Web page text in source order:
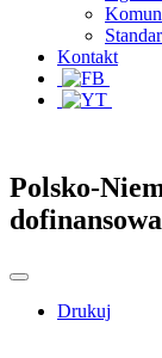
Kontakt
Polsko-
Drukuj